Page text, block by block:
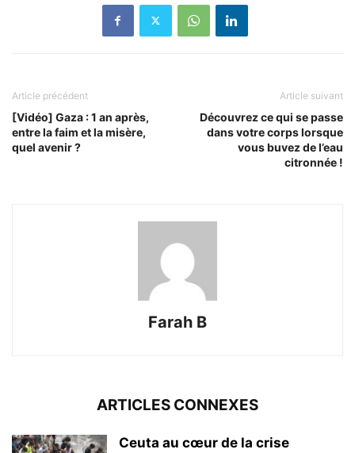
Article précédent
[Vidéo] Gaza : 1 an après,
entre la faim et la misère,
quel avenir ?
Article suivant
Découvrez ce qui se passe
dans votre corps lorsque
vous buvez de l’eau
citronnée !
Farah B
ARTICLES CONNEXES
Ceuta au cœur de la crise